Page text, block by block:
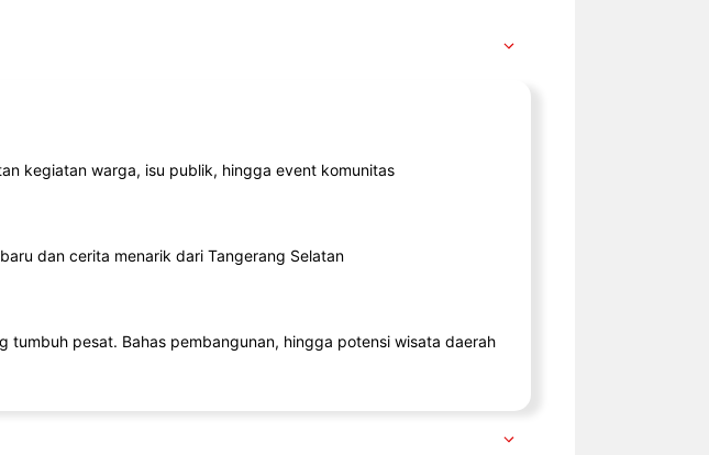
kegiatan warga, isu publik, hingga event komunitas
dan cerita menarik dari Tangerang Selatan
tumbuh pesat. Bahas pembangunan, hingga potensi wisata daerah